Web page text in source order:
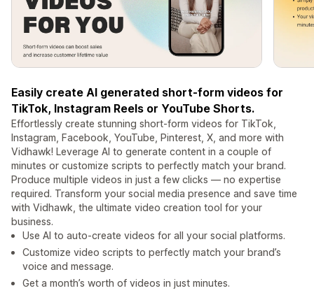
Easily create AI generated short-form videos for
TikTok, Instagram Reels or YouTube Shorts.
Effortlessly create stunning short-form videos for TikTok,
Instagram, Facebook, YouTube, Pinterest, X, and more with
Vidhawk! Leverage AI to generate content in a couple of
minutes or customize scripts to perfectly match your brand.
Produce multiple videos in just a few clicks — no expertise
required. Transform your social media presence and save time
with Vidhawk, the ultimate video creation tool for your
business.
Use AI to auto-create videos for all your social platforms.
Customize video scripts to perfectly match your brand’s
voice and message.
Get a month’s worth of videos in just minutes.